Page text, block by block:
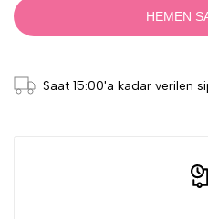
HEMEN
Saat 15:00'a kadar verilen